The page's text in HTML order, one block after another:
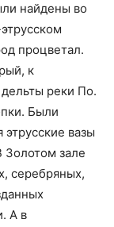
найдены во
процветал.
к
реки По.
Были
вазы
зале
серебряных,
А в